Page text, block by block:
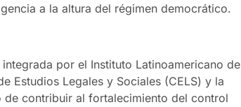
a la altura del régimen democrático.
por el Instituto Latinoamericano de
Estudios Legales y Sociales (CELS) y la
de contribuir al fortalecimiento del control